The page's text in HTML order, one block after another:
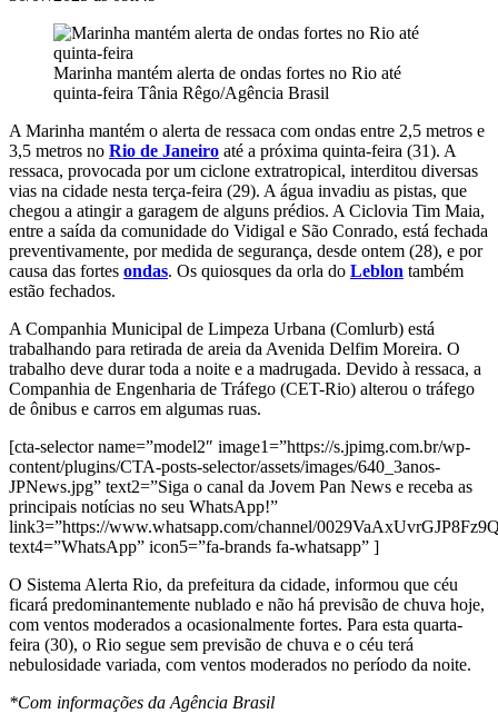
Marinha mantém alerta de ondas fortes no Rio até
quinta-feira Tânia Rêgo/Agência Brasil
A Marinha mantém o alerta de ressaca com ondas entre 2,5 metros e
3,5 metros no Rio de Janeiro até a próxima quinta-feira (31). A
ressaca, provocada por um ciclone extratropical, interditou diversas
vias na cidade nesta terça-feira (29). A água invadiu as pistas, que
chegou a atingir a garagem de alguns prédios. A Ciclovia Tim Maia,
entre a saída da comunidade do Vidigal e São Conrado, está fechada
preventivamente, por medida de segurança, desde ontem (28), e por
causa das fortes ondas. Os quiosques da orla do Leblon também
estão fechados.
A Companhia Municipal de Limpeza Urbana (Comlurb) está
trabalhando para retirada de areia da Avenida Delfim Moreira. O
trabalho deve durar toda a noite e a madrugada. Devido à ressaca, a
Companhia de Engenharia de Tráfego (CET-Rio) alterou o tráfego
de ônibus e carros em algumas ruas.
[cta-selector name=”model2″ image1=”https://s.jpimg.com.br/wp-
content/plugins/CTA-posts-selector/assets/images/640_3anos-
JPNews.jpg” text2=”Siga o canal da Jovem Pan News e receba as
principais notícias no seu WhatsApp!”
link3=”https://www.whatsapp.com/channel/
text4=”WhatsApp” icon5=”fa-brands fa-whatsapp” ]
O Sistema Alerta Rio, da prefeitura da cidade, informou que céu
ficará predominantemente nublado e não há previsão de chuva hoje,
com ventos moderados a ocasionalmente fortes. Para esta quarta-
feira (30), o Rio segue sem previsão de chuva e o céu terá
nebulosidade variada, com ventos moderados no período da noite.
*Com informações da Agência Brasil